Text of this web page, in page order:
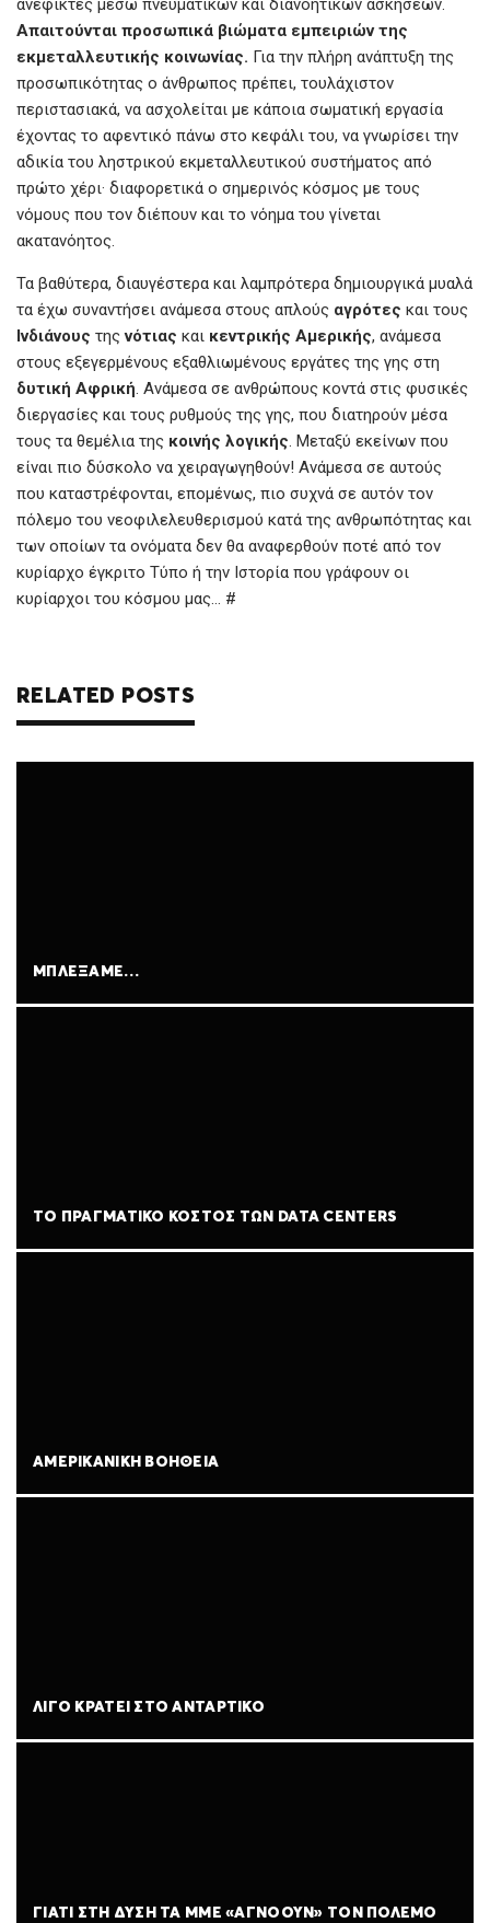
ανέφικτες μέσω πνευματικών και διανοητικών ασκήσεων.
Απαιτούνται προσωπικά βιώματα εμπειριών της
εκμεταλλευτικής κοινωνίας. Για την πλήρη ανάπτυξη της
προσωπικότητας ο άνθρωπος πρέπει, τουλάχιστον
περιστασιακά, να ασχολείται με κάποια σωματική εργασία
έχοντας το αφεντικό πάνω στο κεφάλι του, να γνωρίσει την
αδικία του ληστρικού εκμεταλλευτικού συστήματος από
πρώτο χέρι· διαφορετικά ο σημερινός κόσμος με τους
νόμους που τον διέπουν και το νόημα του γίνεται
ακατανόητος.
Τα βαθύτερα, διαυγέστερα και λαμπρότερα δημιουργικά μυαλά
τα έχω συναντήσει ανάμεσα στους απλούς αγρότες και τους
Ινδιάνους τηςνότιας και κεντρικής Αμερικής, ανάμεσα
στους εξεγερμένους εξαθλιωμένους εργάτες της γης στη
δυτική Αφρική. Ανάμεσα σε ανθρώπους κοντά στις φυσικές
διεργασίες και τους ρυθμούς της γης, που διατηρούν μέσα
τους τα θεμέλια της κοινής λογικής. Μεταξύ εκείνων που
είναι πιο δύσκολο να χειραγωγηθούν! Ανάμεσα σε αυτούς
που καταστρέφονται, επομένως, πιο συχνά σε αυτόν τον
πόλεμο του νεοφιλελευθερισμού κατά της ανθρωπότητας και
των οποίων τα ονόματα δεν θα αναφερθούν ποτέ από τον
κυρίαρχο έγκριτο Τύπο ή την Ιστορία που γράφουν οι
κυρίαρχοι του κόσμου μας… #
RELATED POSTS
ΜΠΛΈΞΑΜΕ…
ΤΟ ΠΡΑΓΜΑΤΙΚΌ ΚΌΣΤΟΣ ΤΩΝ DATA CENTERS
ΑΜΕΡΙΚΑΝΙΚΉ ΒΟΉΘΕΙΑ
ΛΊΓΟ ΚΡΆΤΕΙ ΣΤΟ ΑΝΤΆΡΤΙΚΟ
ΓΙΑΤΊ ΣΤΗ ΔΎΣΗ ΤΑ ΜΜΕ «ΑΓΝΟΟΎΝ» ΤΟΝ ΠΌΛΕΜΟ